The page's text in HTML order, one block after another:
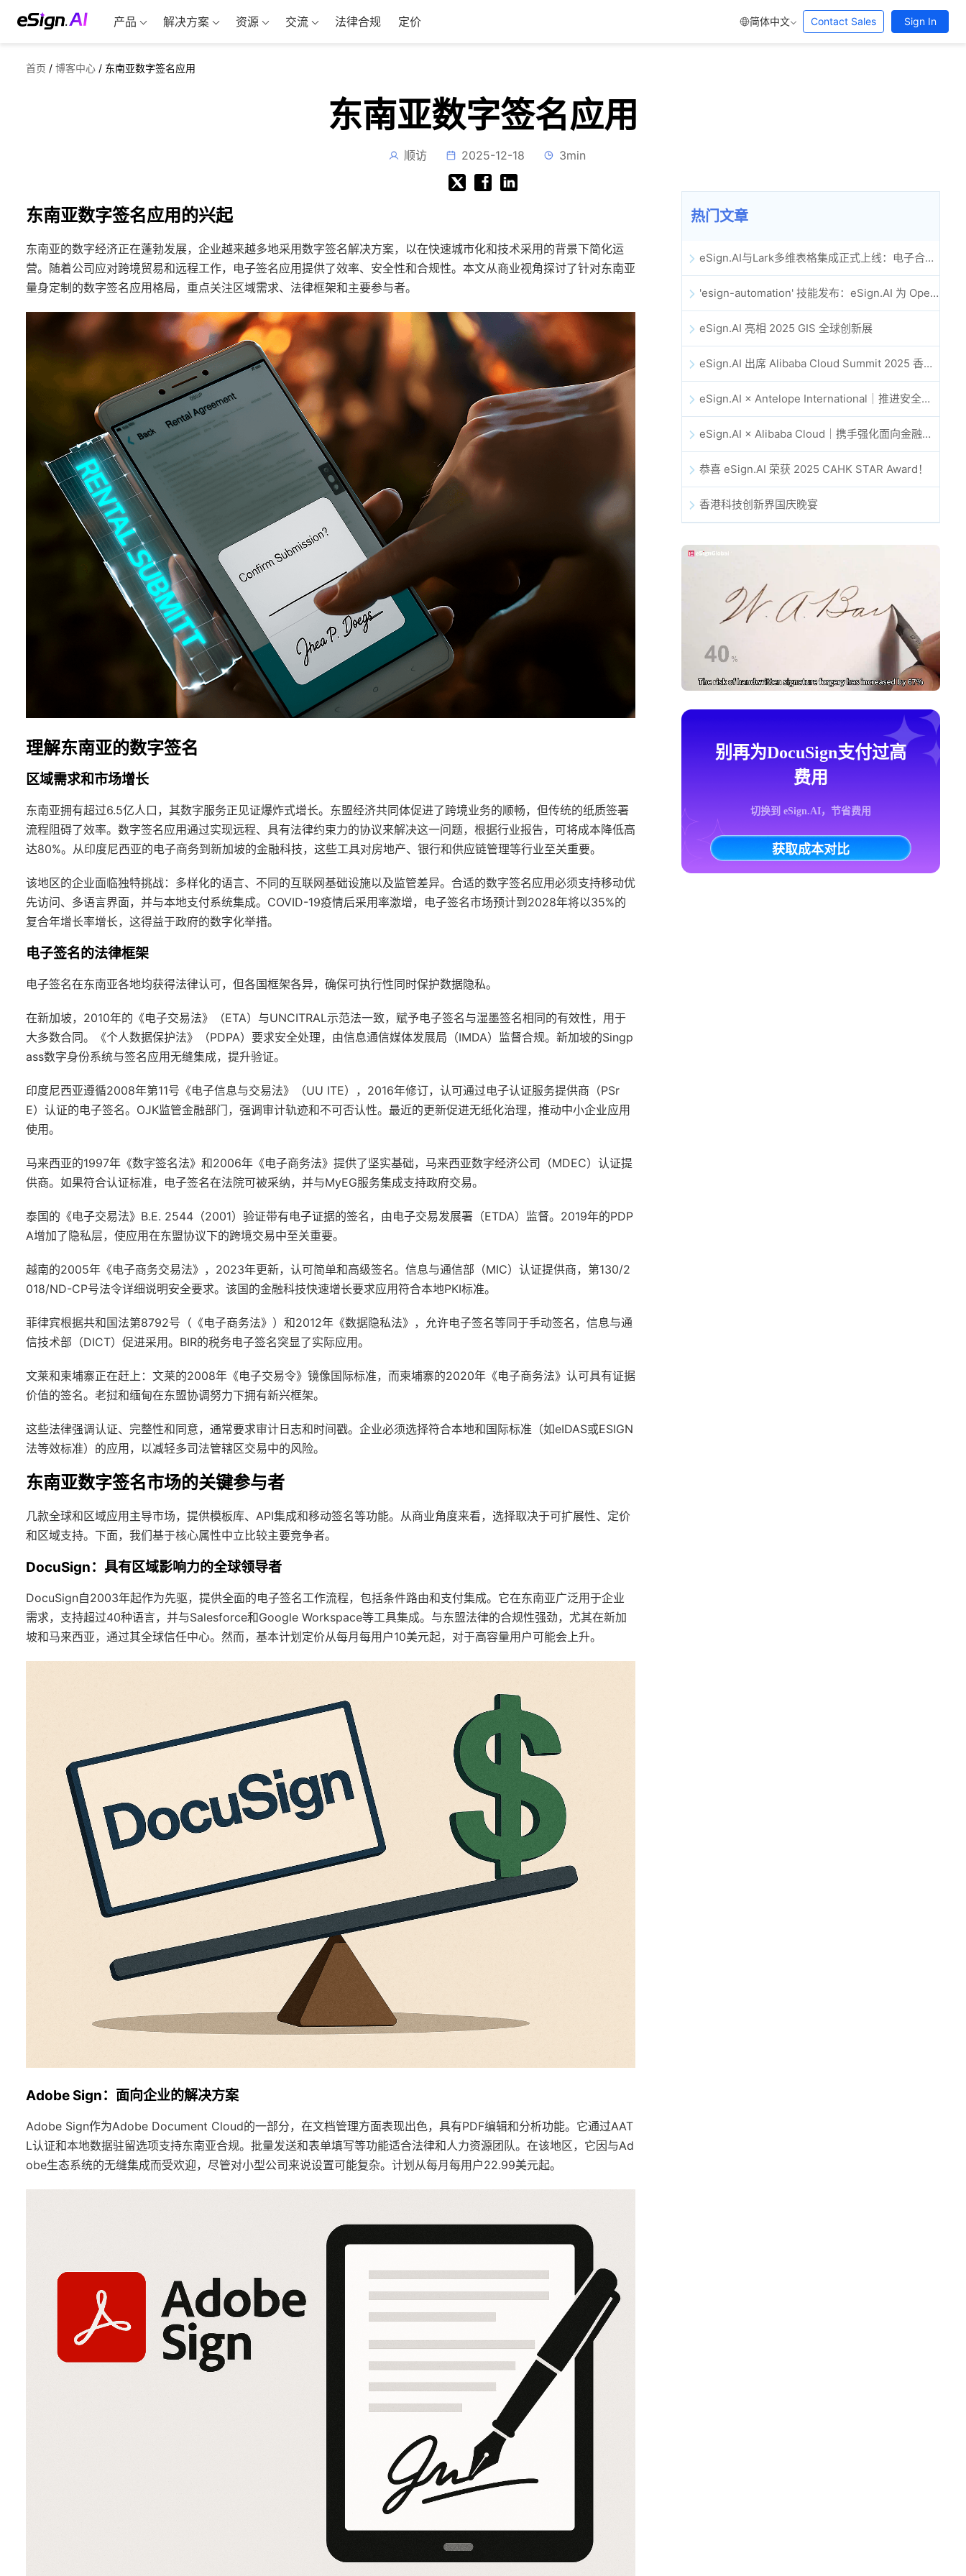
产品 解决方案 资源 交流 法律合规 定价 简体中文 Contact Sales Sign In
首页 / 博客中心 / 东南亚数字签名应用
东南亚数字签名应用
顺访 2025-12-18 3min
东南亚数字签名应用的兴起
东南亚的数字经济正在蓬勃发展，企业越来越多地采用数字签名解决方案，以在快速城市化和技术采用的背景下简化运
营。随着公司应对跨境贸易和远程工作，电子签名应用提供了效率、安全性和合规性。本文从商业视角探讨了针对东南亚
量身定制的数字签名应用格局，重点关注区域需求、法律框架和主要参与者。
理解东南亚的数字签名
区域需求和市场增长
东南亚拥有超过6.5亿人口，其数字服务正见证爆炸式增长。东盟经济共同体促进了跨境业务的顺畅，但传统的纸质签署
流程阻碍了效率。数字签名应用通过实现远程、具有法律约束力的协议来解决这一问题，根据行业报告，可将成本降低高
达80%。从印度尼西亚的电子商务到新加坡的金融科技，这些工具对房地产、银行和供应链管理等行业至关重要。
该地区的企业面临独特挑战：多样化的语言、不同的互联网基础设施以及监管差异。合适的数字签名应用必须支持移动优
先访问、多语言界面，并与本地支付系统集成。COVID-19疫情后采用率激增，电子签名市场预计到2028年将以35%的
复合年增长率增长，这得益于政府的数字化举措。
电子签名的法律框架
电子签名在东南亚各地均获得法律认可，但各国框架各异，确保可执行性同时保护数据隐私。
在新加坡，2010年的《电子交易法》（ETA）与UNCITRAL示范法一致，赋予电子签名与湿墨签名相同的有效性，用于
大多数合同。《个人数据保护法》（PDPA）要求安全处理，由信息通信媒体发展局（IMDA）监督合规。新加坡的Singp
ass数字身份系统与签名应用无缝集成，提升验证。
印度尼西亚遵循2008年第11号《电子信息与交易法》（UU ITE），2016年修订，认可通过电子认证服务提供商（PSr
E）认证的电子签名。OJK监管金融部门，强调审计轨迹和不可否认性。最近的更新促进无纸化治理，推动中小企业应用
使用。
马来西亚的1997年《数字签名法》和2006年《电子商务法》提供了坚实基础，马来西亚数字经济公司（MDEC）认证提
供商。如果符合认证标准，电子签名在法院可被采纳，并与MyEG服务集成支持政府交易。
泰国的《电子交易法》B.E. 2544（2001）验证带有电子证据的签名，由电子交易发展署（ETDA）监督。2019年的PDP
A增加了隐私层，使应用在东盟协议下的跨境交易中至关重要。
越南的2005年《电子商务交易法》，2023年更新，认可简单和高级签名。信息与通信部（MIC）认证提供商，第130/2
018/ND-CP号法令详细说明安全要求。该国的金融科技快速增长要求应用符合本地PKI标准。
菲律宾根据共和国法第8792号（《电子商务法》）和2012年《数据隐私法》，允许电子签名等同于手动签名，信息与通
信技术部（DICT）促进采用。BIR的税务电子签名突显了实际应用。
文莱和柬埔寨正在赶上：文莱的2008年《电子交易令》镜像国际标准，而柬埔寨的2020年《电子商务法》认可具有证据
价值的签名。老挝和缅甸在东盟协调努力下拥有新兴框架。
这些法律强调认证、完整性和同意，通常要求审计日志和时间戳。企业必须选择符合本地和国际标准（如eIDAS或ESIGN
法等效标准）的应用，以减轻多司法管辖区交易中的风险。
东南亚数字签名市场的关键参与者
几款全球和区域应用主导市场，提供模板库、API集成和移动签名等功能。从商业角度来看，选择取决于可扩展性、定价
和区域支持。下面，我们基于核心属性中立比较主要竞争者。
DocuSign：具有区域影响力的全球领导者
DocuSign自2003年起作为先驱，提供全面的电子签名工作流程，包括条件路由和支付集成。它在东南亚广泛用于企业
需求，支持超过40种语言，并与Salesforce和Google Workspace等工具集成。与东盟法律的合规性强劲，尤其在新加
坡和马来西亚，通过其全球信任中心。然而，基本计划定价从每月每用户10美元起，对于高容量用户可能会上升。
Adobe Sign：面向企业的解决方案
Adobe Sign作为Adobe Document Cloud的一部分，在文档管理方面表现出色，具有PDF编辑和分析功能。它通过AAT
L认证和本地数据驻留选项支持东南亚合规。批量发送和表单填写等功能适合法律和人力资源团队。在该地区，它因与Ad
obe生态系统的无缝集成而受欢迎，尽管对小型公司来说设置可能复杂。计划从每月每用户22.99美元起。
热门文章
eSign.AI与Lark多维表格集成正式上线：电子合同签署归档全程自动化
'esign-automation' 技能发布：eSign.AI 为 OpenClaw 提供自动化电子签名能力
eSign.AI 亮相 2025 GIS 全球创新展
eSign.AI 出席 Alibaba Cloud Summit 2025 香港站，共同探讨 AI 驱动的云创新与数字信任未来
eSign.AI × Antelope International｜推进安全且由 AI 驱动的数字化工作流
eSign.AI × Alibaba Cloud｜携手强化面向金融科技的全球数字信任
恭喜 eSign.AI 荣获 2025 CAHK STAR Award！
香港科技创新界国庆晚宴
别再为DocuSign支付过高
费用
切换到 eSign.AI，节省费用
获取成本对比